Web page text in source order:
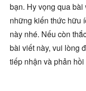
bạn. Hy vọng qua
những kiến thức hữu
này nhé. Nếu còn
bài viết này, vui lòng
tiếp nhận và phản